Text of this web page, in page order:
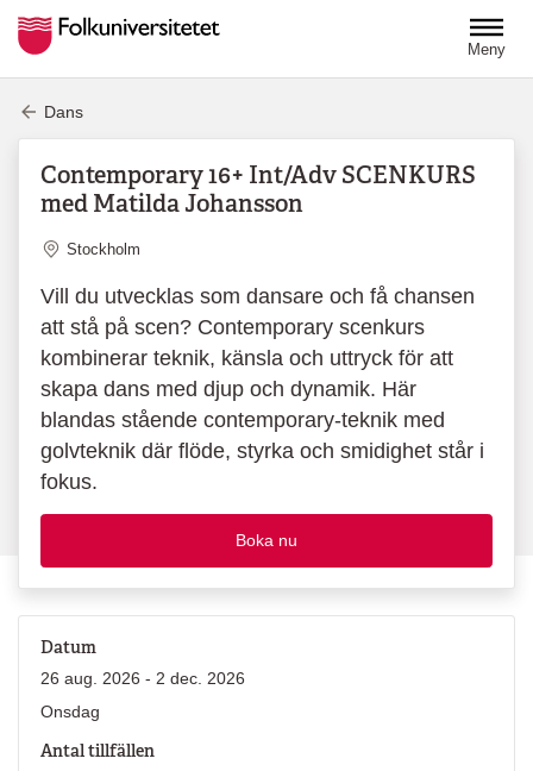
Meny
Dans
Contemporary 16+ Int/Adv SCENKURS
med Matilda Johansson
Plats
Stockholm
Vill du utvecklas som dansare och få chansen
att stå på scen? Contemporary scenkurs
kombinerar teknik, känsla och uttryck för att
skapa dans med djup och dynamik. Här
blandas stående contemporary-teknik med
golvteknik där flöde, styrka och smidighet står i
fokus.
Boka nu
Datum
26 aug. 2026 - 2 dec. 2026
Onsdag
Antal tillfällen